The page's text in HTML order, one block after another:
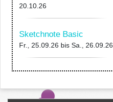
20.10.26
Sketchnote Basic
Fr., 25.09.26 bis Sa., 26.09.26